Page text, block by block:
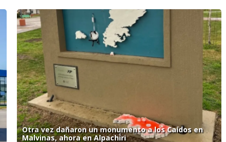
Otra vez dañaron un monumento a los Caídos en
Malvinas, ahora en Alpachiri